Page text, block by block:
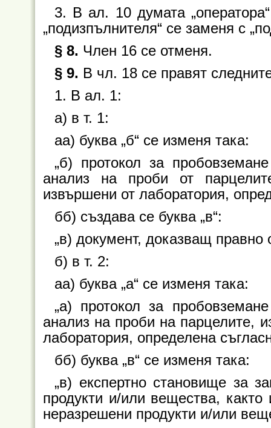
3. В ал. 10 думата
„подизпълнителя“ се заменя с
§ 8. Член 16 се отменя.
§ 9. В чл. 18 се правят
1. В ал. 1:
а) в т. 1:
аа) буква „б“ се изменя така:
„б) протокол за
анализ на проби от
извършени от лаборатория,
бб) създава се буква „в“:
„в) документ, доказващ правно
б) в т. 2:
аа) буква „а“ се изменя така:
„а) протокол за
анализ на проби на парцелите,
лаборатория, определена
бб) буква „в“ се изменя така:
„в) експертно становище за
продукти и/или вещества,
неразрешени продукти и/или